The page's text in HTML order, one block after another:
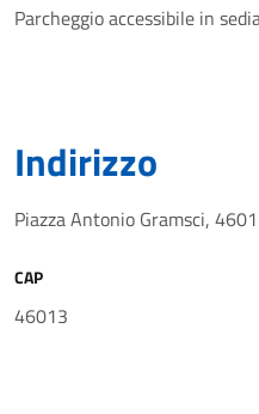
Parcheggio accessibile in
Indirizzo
Piazza Antonio Gramsci,
CAP
46013